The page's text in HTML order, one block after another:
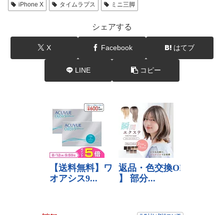
iPhone X
タイムラプス ミニ三脚
シェアする
X Facebook はてブ
LINE コピー